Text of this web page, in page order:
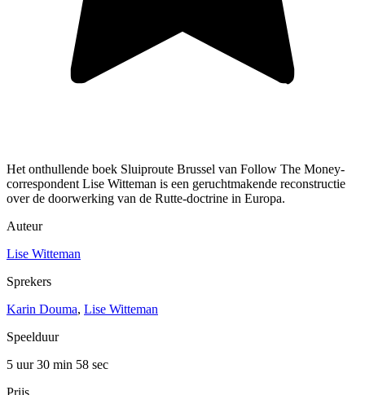
Het onthullende boek Sluiproute Brussel van Follow The Money-
correspondent Lise Witteman is een geruchtmakende reconstructie
over de doorwerking van de Rutte-doctrine in Europa.
Auteur
Lise Witteman
Sprekers
Karin Douma, Lise Witteman
Speelduur
5 uur 30 min 58 sec
Prijs